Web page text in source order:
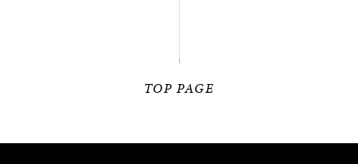
TOP PAGE